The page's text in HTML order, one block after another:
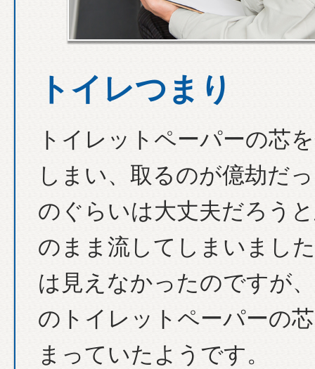
トイレつまり
トイレットペーパーの芯
しまい、取るのが億劫だ
のぐらいは大丈夫だろう
のまま流してしまいまし
は見えなかったのですが
のトイレットペーパーの
まっていたようです。